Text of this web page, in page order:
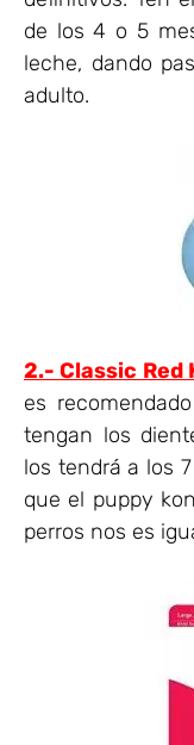
de los 4 o 5
leche, dando
adulto.
2.- Classic Red
es
tengan los
los tendrá a los
que el puppy
perros nos es